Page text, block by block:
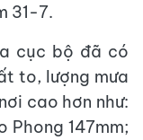
31-7.
cục bộ đã có
to, lượng mưa
cao hơn như:
Phong 147mm;